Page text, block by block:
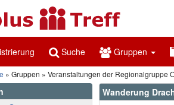
Suche Gruppen
Gruppen Veranstaltungen der Regionalgruppe
Wanderung